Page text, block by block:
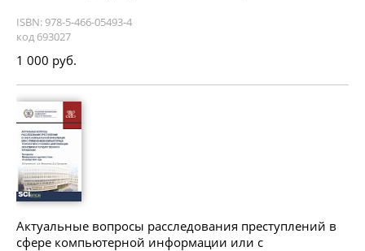
ISBN: 978-5-466-05493-4
код 693027
1 000 руб.
Актуальные вопросы расследования преступлений в
сфере компьютерной информации или с